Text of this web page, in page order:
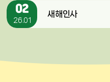
02
26.01
새해인사